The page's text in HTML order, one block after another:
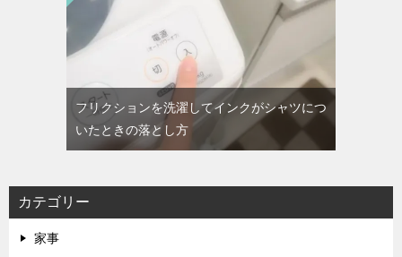
フリクションを洗濯してインクがシャツにつ
いたときの落とし方
カテゴリー
家事